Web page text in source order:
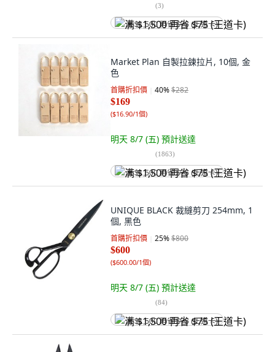
(3)
满 $1,500 再省 $75 (王道卡)
Market Plan 自製拉鍊拉片, 10個, 金
色
首購折扣價 40%$282
$169
($16.90/1個)
明天 8/7 (五) 預計送達
(1863)
满 $1,500 再省 $75 (王道卡)
UNIQUE BLACK 裁縫剪刀 254mm, 1
個, 黑色
首購折扣價 25%$800
$600
($600.00/1個)
明天 8/7 (五) 預計送達
(84)
满 $1,500 再省 $75 (王道卡)